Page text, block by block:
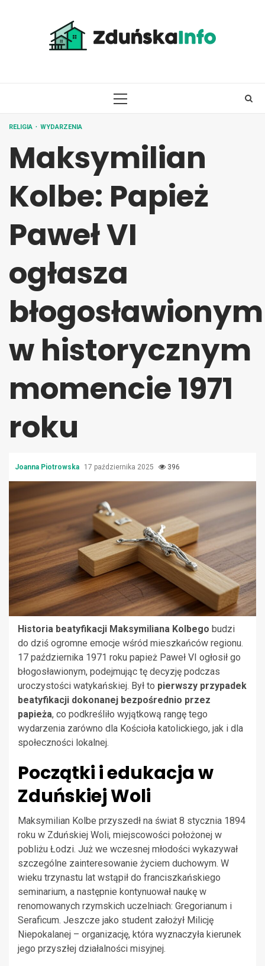
PRIMARY
RELIGIA WYDARZENIA
Maksymilian
Kolbe: Papież
Paweł VI
ogłasza
błogosławionym
w historycznym
momencie 1971
roku
Joanna Piotrowska 17 października 2025 396
Historia beatyfikacji Maksymiliana Kolbego budzi
do dziś ogromne emocje wśród mieszkańców regionu.
17 października 1971 roku papież Paweł VI ogłosił go
błogosławionym, podejmując tę decyzję podczas
uroczystości watykańskiej. Był to pierwszy przypadek
beatyfikacji dokonanej bezpośrednio przez
papieża, co podkreśliło wyjątkową rangę tego
wydarzenia zarówno dla Kościoła katolickiego, jak i dla
społeczności lokalnej.
Początki i edukacja w
Zduńskiej Woli
Maksymilian Kolbe przyszedł na świat 8 stycznia 1894
roku w Zduńskiej Woli, miejscowości położonej w
pobliżu Łodzi. Już we wczesnej młodości wykazywał
szczególne zainteresowanie życiem duchowym. W
wieku trzynastu lat wstąpił do franciszkańskiego
seminarium, a następnie kontynuował naukę w
renomowanych rzymskich uczelniach: Gregorianum i
Seraficum. Jeszcze jako student założył Milicję
Niepokalanej – organizację, która wyznaczyła kierunek
jego przyszłej działalności misyjnej.